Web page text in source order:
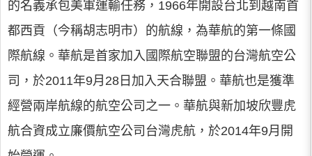
的名義承包美軍運輸任務，1966年開設台北到越南首
都西貢（今稱胡志明市）的航線，為華航的第一條國
際航線。華航是首家加入國際航空聯盟的台灣航空公
司，於2011年9月28日加入天合聯盟。華航也是獲準
經營兩岸航線的航空公司之一。華航與新加坡欣豐虎
航合資成立廉價航空公司台灣虎航，於2014年9月開